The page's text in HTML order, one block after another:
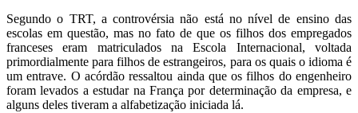
Segundo o TRT, a controvérsia não está no nível de ensino das
escolas em questão, mas no fato de que os filhos dos empregados
franceses eram matriculados na Escola Internacional, voltada
primordialmente para filhos de estrangeiros, para os quais o idioma é
um entrave. O acórdão ressaltou ainda que os filhos do engenheiro
foram levados a estudar na França por determinação da empresa, e
alguns deles tiveram a alfabetização iniciada lá.